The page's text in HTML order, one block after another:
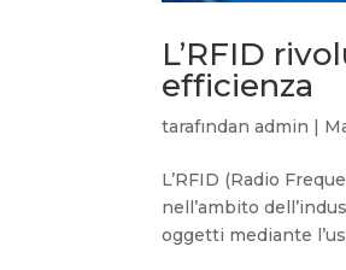
L’RFID
efficienza
tarafındanadmin
L’RFID (Radio
nell’ambito
oggetti mediante